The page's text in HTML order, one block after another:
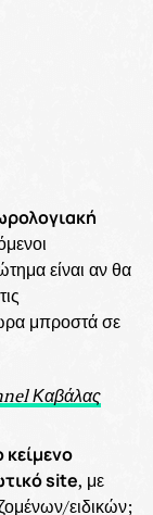
είναι αν θα
μπροστά σε
Καβάλας
κείμενο
site, με
ειδικών;